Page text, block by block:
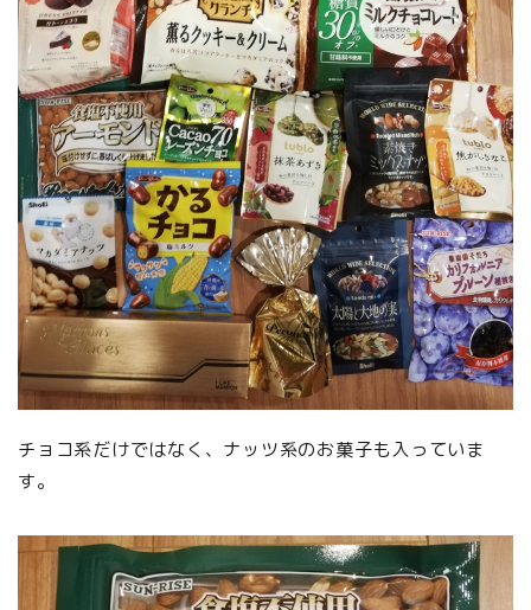
チョコ系だけではなく、ナッツ系のお菓子も入っていま
す。